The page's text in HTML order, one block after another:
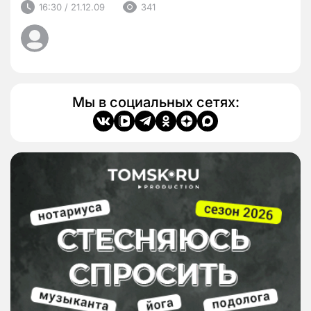
16:30 / 21.12.09 341
Мы в социальных сетях: